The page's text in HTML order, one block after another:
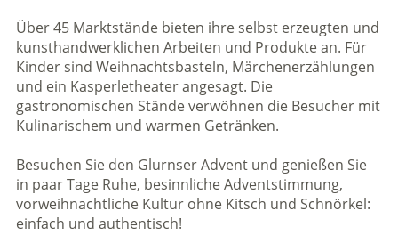
Über 45 Marktstände bieten ihre selbst erzeugten und
kunsthandwerklichen Arbeiten und Produkte an. Für
Kinder sind Weihnachtsbasteln, Märchenerzählungen
und ein Kasperletheater angesagt. Die
gastronomischen Stände verwöhnen die Besucher mit
Kulinarischem und warmen Getränken.
Besuchen Sie den Glurnser Advent und genießen Sie
in paar Tage Ruhe, besinnliche Adventstimmung,
vorweihnachtliche Kultur ohne Kitsch und Schnörkel:
einfach und authentisch!